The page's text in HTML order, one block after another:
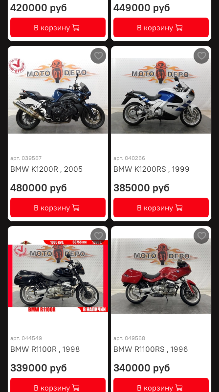
420000 руб
В корзину
449000 руб
В корзину
арт. 039567
BMW K1200R , 2005
480000 руб
В корзину
арт. 040266
BMW K1200RS , 1999
385000 руб
В корзину
арт. 044549
BMW R1100R , 1998
339000 руб
В корзину
арт. 049568
BMW R1100RS , 1996
340000 руб
В корзину